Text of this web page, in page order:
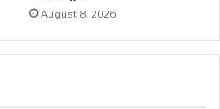
August 8, 2026